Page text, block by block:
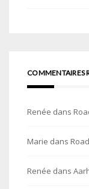
COMMENTAIRES
Renée dans
Marie dans
Renée dans